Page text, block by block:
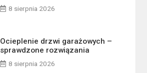
8 sierpnia 2026
Ocieplenie drzwi garażowych –
sprawdzone rozwiązania
8 sierpnia 2026